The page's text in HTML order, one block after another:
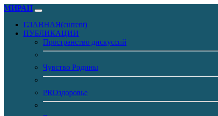
МИРАН
ГЛАВНАЯ(current)
ПУБЛИКАЦИИ
Пространство дискуссий
Чувство Родины
PROздоровье